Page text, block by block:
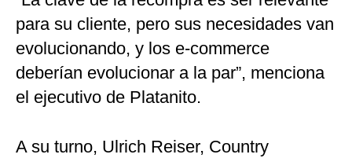
para su cliente, pero sus necesidades van
evolucionando, y los e-commerce
deberían evolucionar a la par”, menciona
el ejecutivo de Platanito.
A su turno, Ulrich Reiser, Country